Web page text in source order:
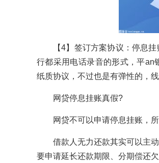
【4】签订方案协议：停息
行都采用电话录音的形式，平an
纸质协议，不过也是有弹性的，
网贷停息挂账真假?
网贷不可以申请停息挂账，所
借款人无力还款其实可以主
要申请延长还款期限、分期偿还